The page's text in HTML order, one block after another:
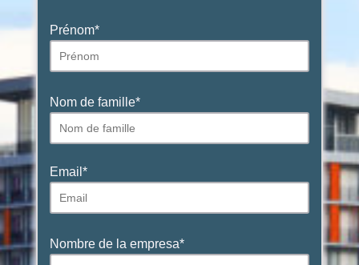
Prénom*
Nom de famille*
Email *
Nombre de la empresa*